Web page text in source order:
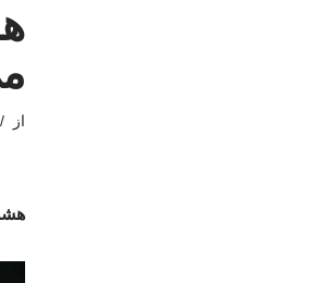
از